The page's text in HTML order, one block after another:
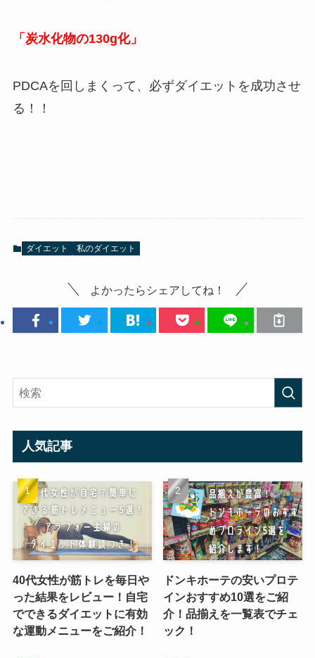
「炭水化物の130g化」
PDCAを回しまくって、必ずダイエットを成功させ
る！！
ダイエット 私のダイエット
よかったらシェアしてね！
人気記事
40代女性が筋トレを毎日や
った結果をレビュー！自宅
でできるダイエットに有効
な運動メニューをご紹介！
ドンキホーテの安いプロテ
インおすすめ10選をご紹
介！品揃えを一覧表でチェ
ック！